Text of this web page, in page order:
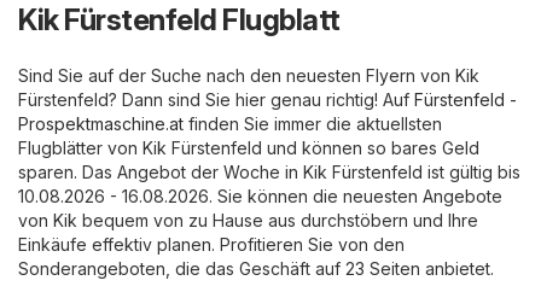
Kik Fürstenfeld Flugblatt
Sind Sie auf der Suche nach den neuesten Flyern von Kik
Fürstenfeld? Dann sind Sie hier genau richtig! Auf Fürstenfeld -
Prospektmaschine.at finden Sie immer die aktuellsten
Flugblätter von Kik Fürstenfeld und können so bares Geld
sparen. Das Angebot der Woche in Kik Fürstenfeld ist gültig bis
10.08.2026 - 16.08.2026. Sie können die neuesten Angebote
von Kik bequem von zu Hause aus durchstöbern und Ihre
Einkäufe effektiv planen. Profitieren Sie von den
Sonderangeboten, die das Geschäft auf 23 Seiten anbietet.